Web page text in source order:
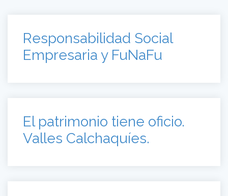
Responsabilidad Social
Empresaria y FuNaFu
El patrimonio tiene oficio.
Valles Calchaquíes.